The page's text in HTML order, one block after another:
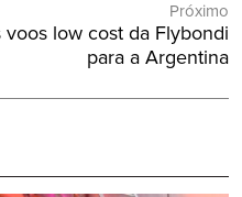
Próximo
low cost da Flybondi
para a Argentina